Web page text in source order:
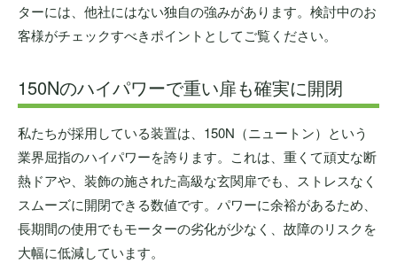
ターには、他社にはない独自の強みがあります。検討中のお
客様がチェックすべきポイントとしてご覧ください。
150Nのハイパワーで重い扉も確実に開閉
私たちが採用している装置は、150N（ニュートン）という
業界屈指のハイパワーを誇ります。これは、重くて頑丈な断
熱ドアや、装飾の施された高級な玄関扉でも、ストレスなく
スムーズに開閉できる数値です。パワーに余裕があるため、
長期間の使用でもモーターの劣化が少なく、故障のリスクを
大幅に低減しています。